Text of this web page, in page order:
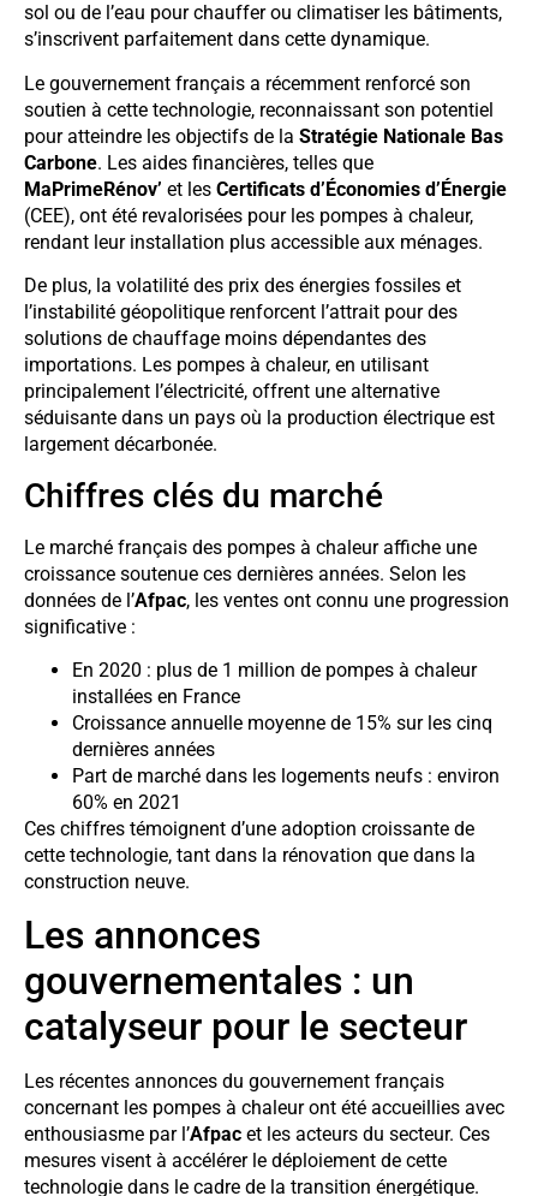
sol ou de l’eau pour chauffer ou climatiser les bâtiments,
s’inscrivent parfaitement dans cette dynamique.
Le gouvernement français a récemment renforcé son
soutien à cette technologie, reconnaissant son potentiel
pour atteindre les objectifs de la Stratégie Nationale Bas
Carbone. Les aides financières, telles que
MaPrimeRénov’ et les Certificats d’Économies d’Énergie
(CEE), ont été revalorisées pour les pompes à chaleur,
rendant leur installation plus accessible aux ménages.
De plus, la volatilité des prix des énergies fossiles et
l’instabilité géopolitique renforcent l’attrait pour des
solutions de chauffage moins dépendantes des
importations. Les pompes à chaleur, en utilisant
principalement l’électricité, offrent une alternative
séduisante dans un pays où la production électrique est
largement décarbonée.
Chiffres clés du marché
Le marché français des pompes à chaleur affiche une
croissance soutenue ces dernières années. Selon les
données de l’Afpac, les ventes ont connu une progression
significative :
En 2020 : plus de 1 million de pompes à chaleur
installées en France
Croissance annuelle moyenne de 15% sur les cinq
dernières années
Part de marché dans les logements neufs : environ
60% en 2021
Ces chiffres témoignent d’une adoption croissante de
cette technologie, tant dans la rénovation que dans la
construction neuve.
Les annonces
gouvernementales : un
catalyseur pour le secteur
Les récentes annonces du gouvernement français
concernant les pompes à chaleur ont été accueillies avec
enthousiasme par l’Afpac et les acteurs du secteur. Ces
mesures visent à accélérer le déploiement de cette
technologie dans le cadre de la transition énergétique.